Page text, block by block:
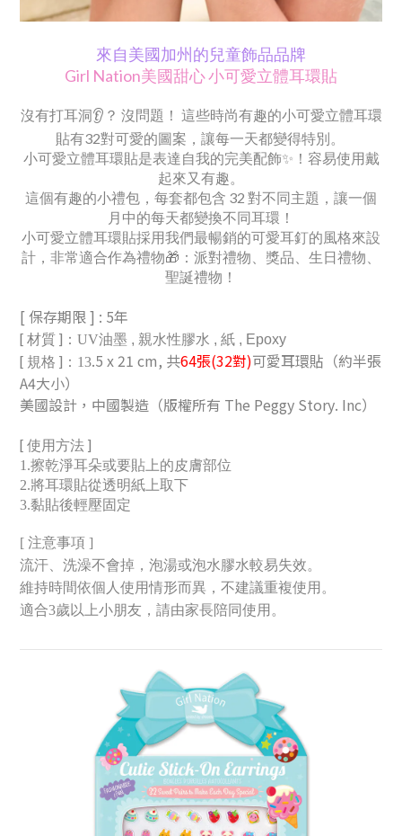
來自美國加州的兒童飾品品牌
Girl Nation美國甜心 小可愛立體耳環貼
沒有打耳洞👂？ 沒問題！ 這些時尚有趣的小可愛立體耳環
貼有32對可愛的圖案，讓每一天都變得特別。
小可愛立體耳環貼是表達自我的完美配飾✨！容易使用戴
起來又有趣。
這個有趣的小禮包，每套都包含 32 對不同主題，讓一個
月中的每天都變換不同耳環！
小可愛立體耳環貼採用我們最暢銷的可愛耳釘的風格來設
計，非常適合作為禮物🎁：派對禮物、獎品、生日禮物、
聖誕禮物！
[ 保存期限 ] : 5年
[ 材質 ] ：UV油墨 , 親水性膠水 , 紙 , Epoxy
[ 規格 ] ：13.5 x 21 cm, 共64張(32對)可愛耳環貼（約半張
A4大小）
美國設計，中國製造（版權所有 The Peggy Story. Inc）
[ 使用方法 ]
1.擦乾淨耳朵或要貼上的皮膚部位
2.將耳環貼從透明紙上取下
3.黏貼後輕壓固定
[ 注意事項 ]
流汗、洗澡不會掉，泡湯或泡水膠水較易失效。
維持時間依個人使用情形而異，不建議重複使用。
適合3歲以上小朋友，請由家長陪同使用。